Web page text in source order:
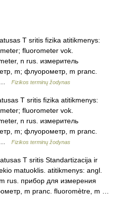
T sritis fizika atitikmenys:
fluorometer vok.
n rus. измеритель
m; флуорометр, m pranc.
…
Fizikos terminų žodynas
T sritis fizika atitikmenys:
fluorometer vok.
n rus. измеритель
m; флуорометр, m pranc.
…
Fizikos terminų žodynas
T sritis Standartizacija ir
matuoklis. atitikmenys: angl.
rus. прибор для измерения
m pranc. fluoromètre, m …